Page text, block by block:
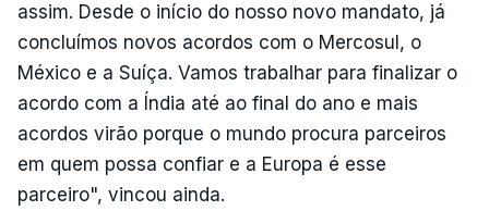
assim. Desde o início do nosso novo mandato, já
concluímos novos acordos com o Mercosul, o
México e a Suíça. Vamos trabalhar para finalizar o
acordo com a Índia até ao final do ano e mais
acordos virão porque o mundo procura parceiros
em quem possa confiar e a Europa é esse
parceiro", vincou ainda.